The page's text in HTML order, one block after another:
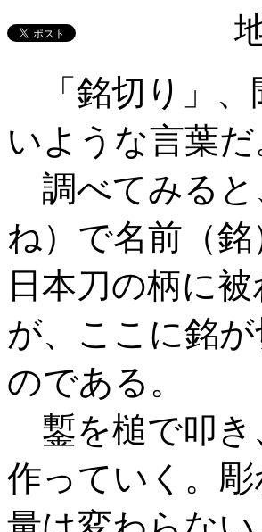
「銘切り」、
いような言葉だ
調べてみると
ね）で名前（
日本刀の柄に
が、ここに銘
のである。
鏨を槌で叩き
作っていく。